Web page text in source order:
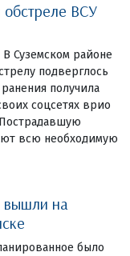
ВСУ
Суземском районе
подверглось
получила
соцсетях врио
Пострадавшую
всю необходимую
вышли на
было